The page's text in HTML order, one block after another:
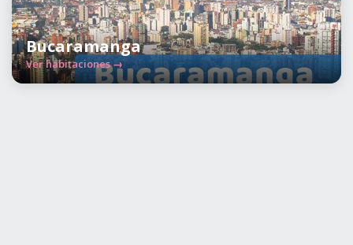
Bucaramanga
Ver habitaciones →